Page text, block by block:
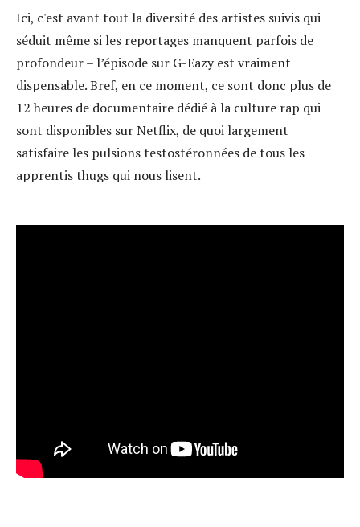
Ici, c'est avant tout la diversité des artistes suivis qui
séduit même si les reportages manquent parfois de
profondeur – l’épisode sur G-Eazy est vraiment
dispensable. Bref, en ce moment, ce sont donc plus de
12 heures de documentaire dédié à la culture rap qui
sont disponibles sur Netflix, de quoi largement
satisfaire les pulsions testostéronnées de tous les
apprentis thugs qui nous lisent.